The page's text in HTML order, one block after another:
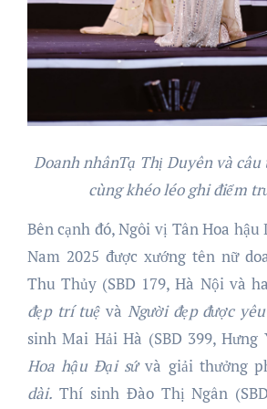
Doanh nhânTạ Thị Duyên và
cùng khéo léo ghi điểm
Bên cạnh đó, Ngôi vị Tân Hoa
Nam 2025 được xướng tên nữ
Thu Thủy (SBD 179, Hà Nội và
đẹp trí tuệ và Người đẹp được
sinh Mai Hải Hà (SBD 399, Hưng
Hoa hậu Đại sứvà giải thưởng
dài. Thí sinh Đào Thị Ngân